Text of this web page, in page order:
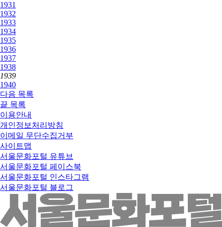
1931
1932
1933
1934
1935
1936
1937
1938
1939
1940
다음 목록
끝 목록
이용안내
개인정보처리방침
이메일 무단수집거부
사이트맵
서울문화포털 유튜브
서울문화포털 페이스북
서울문화포털 인스타그램
서울문화포털 블로그